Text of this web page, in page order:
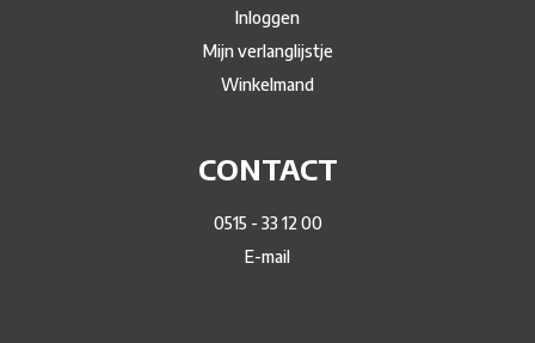
Inloggen
Mijn verlanglijstje
Winkelmand
CONTACT
0515 - 33 12 00
E-mail